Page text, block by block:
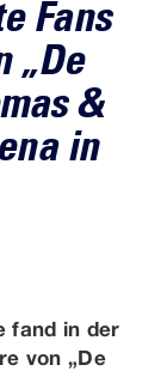
Fans
„De
&
in
fand in der
von „De